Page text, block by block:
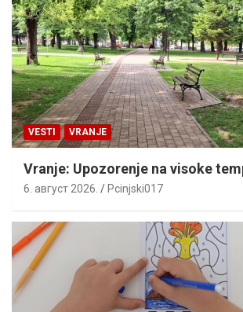
VESTI VRANJE
Vranje: Upozorenje na visoke
6. август 2026. Pcinjski017